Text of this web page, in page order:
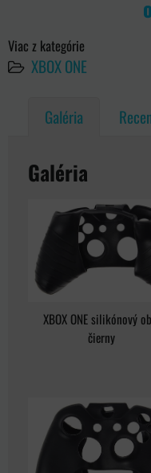
Viac z kategórie
XBOX ONE
Galéria
Galéria
XBOX ONE silikónový
čierny